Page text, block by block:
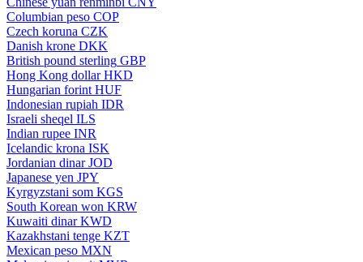
Columbian peso COP
Czech koruna CZK
Danish krone DKK
British pound sterling GBP
Hong Kong dollar HKD
Hungarian forint HUF
Indonesian rupiah IDR
Israeli sheqel ILS
Indian rupee INR
Icelandic krona ISK
Jordanian dinar JOD
Japanese yen JPY
Kyrgyzstani som KGS
South Korean won KRW
Kuwaiti dinar KWD
Kazakhstani tenge KZT
Mexican peso MXN